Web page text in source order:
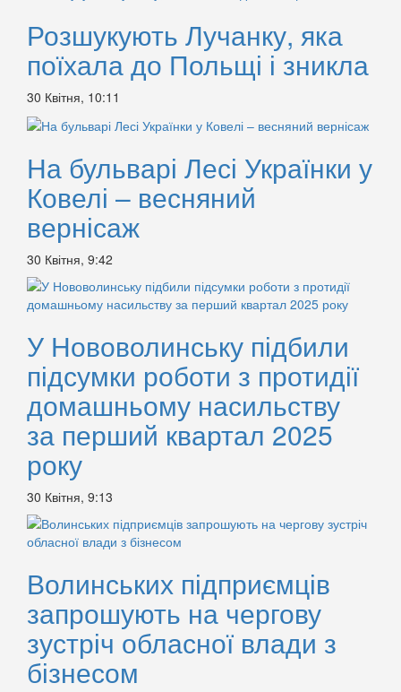
Розшукують Лучанку, яка
поїхала до Польщі і зникла
30 Квітня, 10:11
На бульварі Лесі Українки у
Ковелі – весняний
вернісаж
30 Квітня, 9:42
У Нововолинську підбили
підсумки роботи з протидії
домашньому насильству
за перший квартал 2025
року
30 Квітня, 9:13
Волинських підприємців
запрошують на чергову
зустріч обласної влади з
бізнесом